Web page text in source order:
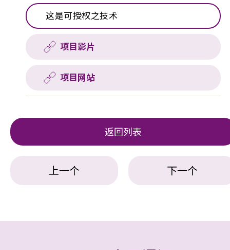
这是可授权之技术
项目影片
项目网站
返回列表
上一个 下一个